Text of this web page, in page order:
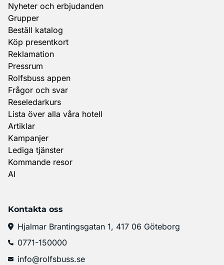
Nyheter och erbjudanden
Grupper
Beställ katalog
Köp presentkort
Reklamation
Pressrum
Rolfsbuss appen
Frågor och svar
Reseledarkurs
Lista över alla våra hotell
Artiklar
Kampanjer
Lediga tjänster
Kommande resor
AI
Kontakta oss
Hjalmar Brantingsgatan 1, 417 06 Göteborg
0771-150000
info@rolfsbuss.se